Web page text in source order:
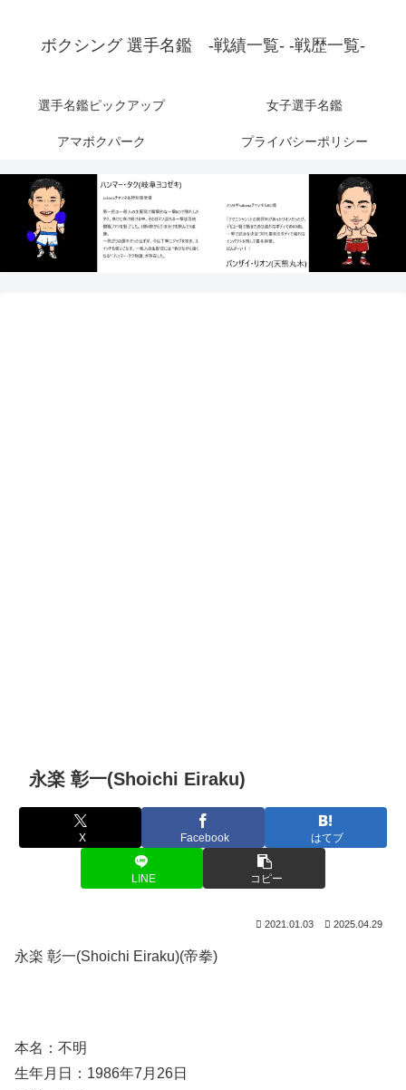
ボクシング 選手名鑑 -戦績一覧- -戦歴一覧-
選手名鑑ピックアップ 女子選手名鑑
アマボクパーク プライバシーポリシー
永楽 彰一(Shoichi Eiraku)
X Facebook はてブ
LINE コピー
2021.01.03 2025.04.29
永楽 彰一(Shoichi Eiraku)(帝拳)
本名：不明
生年月日：1986年7月26日